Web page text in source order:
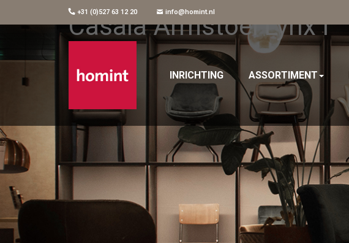
+31 (0)527 63 12 20 info@homint.nl
INRICHTING ASSORTIMENT
Casala Armstoel Lynx I